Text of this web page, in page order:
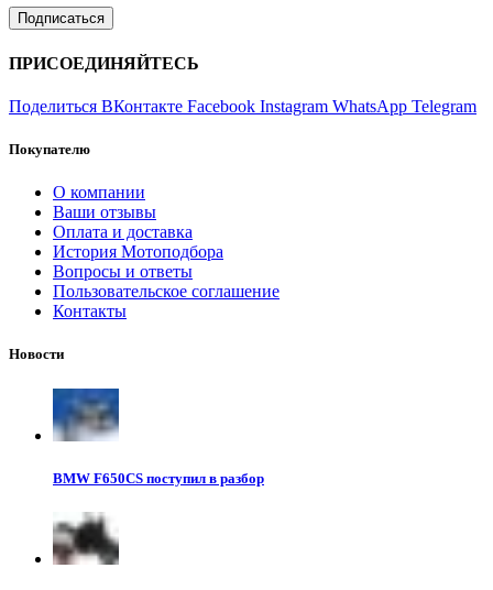
ПРИСОЕДИНЯЙТЕСЬ
Поделиться ВКонтакте Facebook Instagram WhatsApp Telegram
Покупателю
О компании
Ваши отзывы
Оплата и доставка
История Мотоподбора
Вопросы и ответы
Пользовательское соглашение
Контакты
Новости
BMW F650CS поступил в разбор